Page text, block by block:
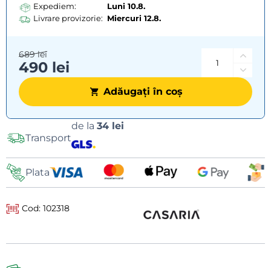
Expediem:
Luni 10.8.
Livrare provizorie: Miercuri 12.8.
490 lei
689 lei
Adăugați în coș
Transport
de la 34 lei
Plata
Cod: 102318